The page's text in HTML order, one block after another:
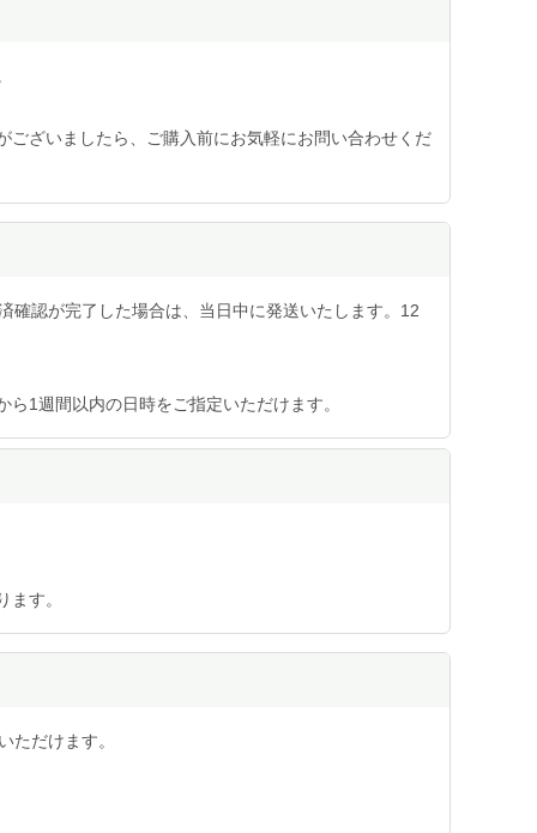
ざいましたら、ご購入前にお気軽にお問い合わせくだ
確認が完了した場合は、当日中に発送いたします。12
1週間以内の日時をご指定いただけます。
す。
ただけます。